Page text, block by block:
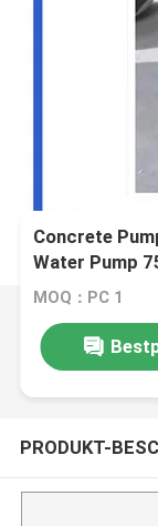
Concrete
Water Pump
MOQ：PC 1
PRODUKT-